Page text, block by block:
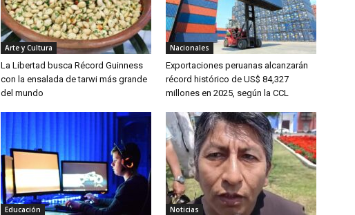
Arte y Cultura
La Libertad busca Récord Guinness
con la ensalada de tarwi más grande
del mundo
Nacionales
Exportaciones peruanas alcanzarán
récord histórico de US$ 84,327
millones en 2025, según la CCL
Educación Noticias